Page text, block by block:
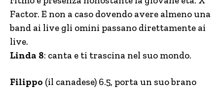
Factor. E non a caso dovendo avere almeno una
band ai live gli omini passano direttamente ai
live.
Linda 8: canta e ti trascina nel suo mondo.
Filippo (il canadese) 6.5, porta un suo brano